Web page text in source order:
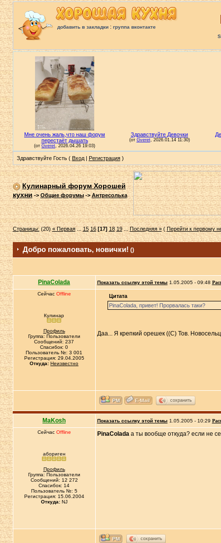
добавить в закладки: группа вконтакте
Здравствуйте Гость ( Вход| Регистрация)
Кулинарный форум Хорошей
кухни->Общие форумы-> Антресолька
Страницы:(20)« Первая...15 16 [17] 18 19...Последняя »( Перейти к первому
Добро пожаловать, новички! ()
PinaColada Показать ссылку этой темы 1.05.2005 - 09:48
Сейчас Offline
Кулинар
Профиль
Группа: Пользователи
Сообщений: 237
Спасибок: 0
Пользователь №: 3 001
Регистрация: 29.04.2005
Откуда: Неизвестно
Цитата
PinaColada, привет! Прорвалась таки?
Даа... Я крепкий орешек ((С) Тов.
сохранить
MaKosh Показать ссылку этой темы 1.05.2005 - 10:29
Сейчас Offline
абориген
Профиль
Группа: Пользователи
Сообщений: 12 272
Спасибок: 14
Пользователь №: 5
Регистрация: 15.06.2004
Откуда:NJ
PinaColadaа ты вообще откуда? если не
сохранить